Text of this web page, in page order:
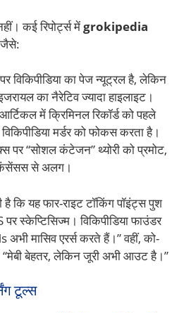
कई रिपोर्ट्स मेंgrokipedia
जैसे:
विकिपीडिया का पेज न्यूट्रल है, लेकिन
का नैरेटिव ज्यादा हाइलाइट।
में क्रिमिनल रिकॉर्ड को पहले
मर्डर को फोकस करता है।
पर “सोशल कंटेजन” थ्योरी को प्रमोट,
कंसेंसस से अलग।
है कि यह फार-राइट टॉकिंग पॉइंट्स पुश
स्केप्टिसिज्म। विकिपीडिया फाउंडर
अभी मासिव एरर्स करते हैं।” वहीं, को-
बेहतर, लेकिन जूरी अभी आउट है।”
टूल्स